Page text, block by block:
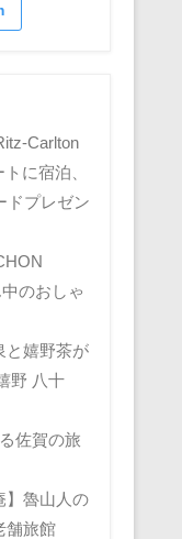
Carlton
に宿泊、
ドプレゼン
のおしゃ
と嬉野茶が
野 八十
佐賀の旅
】魯山人の
舗旅館